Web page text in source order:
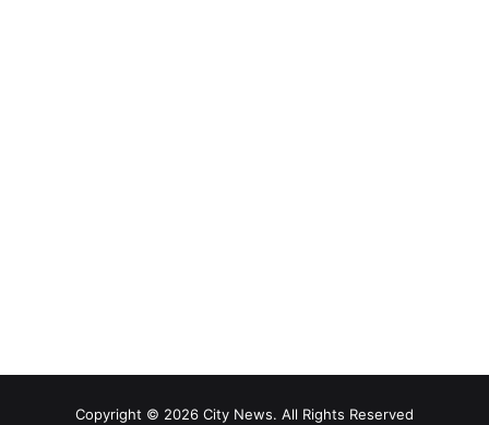
Copyright © 2026 City News. All Rights Reserved